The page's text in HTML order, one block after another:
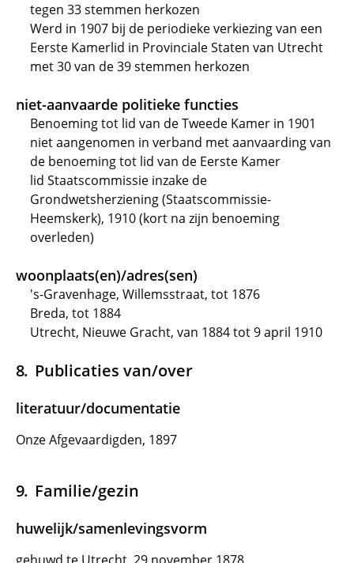
tegen 33 stemmen herkozen
Werd in 1907 bij de periodieke verkiezing van een
Eerste Kamerlid in Provinciale Staten van Utrecht
met 30 van de 39 stemmen herkozen
niet-aanvaarde politieke functies
Benoeming tot lid van de Tweede Kamer in 1901
niet aangenomen in verband met aanvaarding van
de benoeming tot lid van de Eerste Kamer
lid Staatscommissie inzake de
Grondwetsherziening (Staatscommissie-
Heemskerk), 1910 (kort na zijn benoeming
overleden)
woonplaats(en)/adres(sen)
's-Gravenhage, Willemsstraat, tot 1876
Breda, tot 1884
Utrecht, Nieuwe Gracht, van 1884 tot 9 april 1910
Publicaties van/over
literatuur/documentatie
Onze Afgevaardigden, 1897
Familie/gezin
huwelijk/samenlevingsvorm